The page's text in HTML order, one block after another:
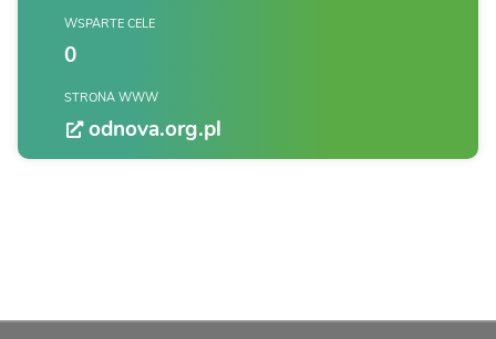
WSPARTE CELE
0
STRONA WWW
odnova.org.pl